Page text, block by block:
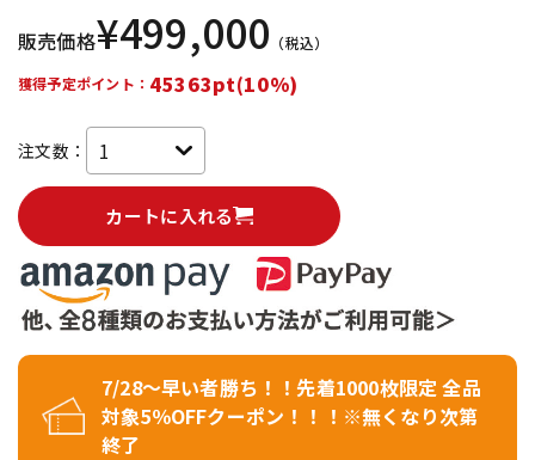
販売価格¥499,000 （税込）
獲得予定ポイント： 45363pt(10%)
注文数：
カートに入れる
7/28～早い者勝ち！！先着1000枚限定 全品
対象5％OFFクーポン！！！※無くなり次第
終了